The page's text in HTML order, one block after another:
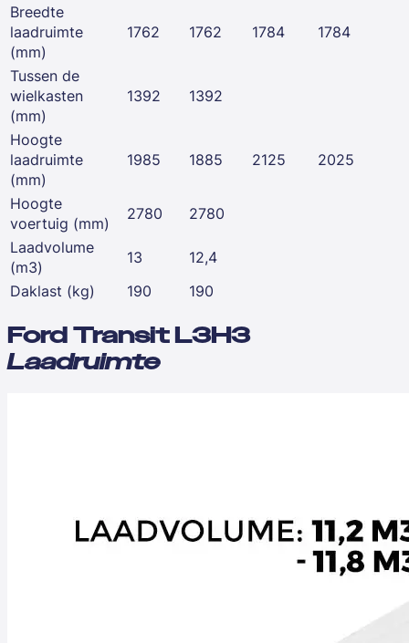
Breedte
laadruimte
(mm)
1762 1762 1784 1784
Tussen de
wielkasten
(mm)
1392 1392
Hoogte
laadruimte
(mm)
1985 1885 2125 2025
Hoogte
voertuig (mm)
2780
2780
Laadvolume
(m3)
13
12,4
Daklast (kg)
190 190
Ford Transit L3H3
Laadruimte